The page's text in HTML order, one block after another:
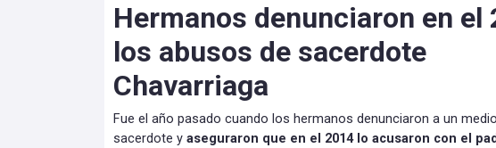
Hermanos denunciaron en el
los abusos de sacerdote
Chavarriaga
Fue el año pasado cuando los hermanos denunciaron a un
sacerdote y aseguraron que en el 2014 lo acusaron con el